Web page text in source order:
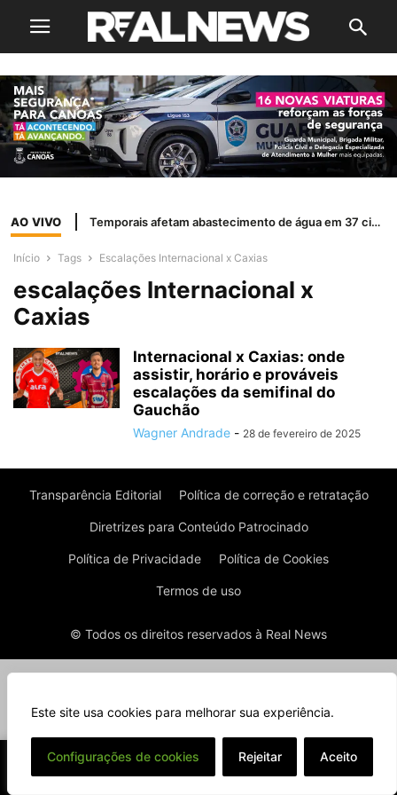
Este site usa cookies para melhorar sua experiência.
Configurações de cookies Rejeitar Aceito
AO VIVO Temporais afetam abastecimento de água em 37 cidades do RS
Início Tags Escalações Internacional x Caxias
escalações Internacional x
Caxias
Internacional x Caxias: onde
assistir, horário e prováveis
escalações da semifinal do
Gauchão
Wagner Andrade - 28 de fevereiro de 2025
Transparência Editorial Política de correção e retratação
Diretrizes para Conteúdo Patrocinado
Política de Privacidade Política de Cookies
Termos de uso
© Todos os direitos reservados à Real News